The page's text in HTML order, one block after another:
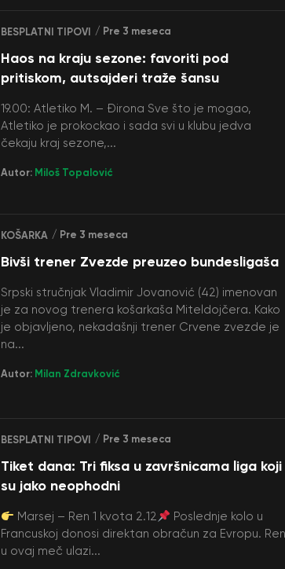
BESPLATNI TIPOVI / Pre 3 meseca
Haos na kraju sezone: favoriti pod
pritiskom, autsajderi traže šansu
19.00: Atletiko M. – Đirona Sve što je mogao,
Atletiko je prokockao i sada svi u klubu jedva
čekaju kraj sezone,...
Autor: Miloš Topalović
KOŠARKA / Pre 3 meseca
Bivši trener Zvezde preuzeo bundesligaša
Srpski stručnjak Vladimir Jovanović (42) imenovan
je za novog trenera košarkaša Miteldojčera. Kako
je objavljeno, nekadašnji trener Crvene zvezde je
na...
Autor: Milan Zdravković
BESPLATNI TIPOVI / Pre 3 meseca
Tiket dana: Tri fiksa u završnicama liga koji
su jako neophodni
Marsej – Ren 1 kvota 2.12
Poslednje kolo u
Francuskoj donosi direktan obračun za Evropu. Ren
u ovaj meč ulazi...